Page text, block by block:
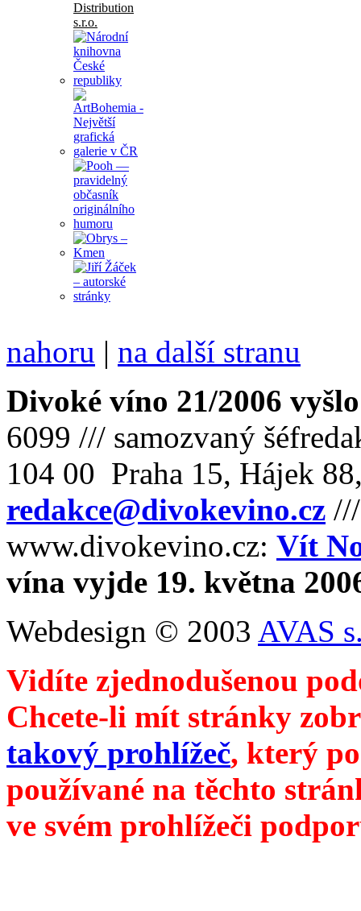
nahoru | na další stranu
Divoké víno 21/2006
6099 /// samozvaný
104 00 Praha 15, Hájek
redakce@divokevino.cz
www.divokevino.cz: Vít
vína vyjde 19. května
Webdesign © 2003 AVAS
Vidíte zjednodušenou
Chcete-li mít stránky
takový prohlížeč, který
používané na těchto
ve svém prohlížeči